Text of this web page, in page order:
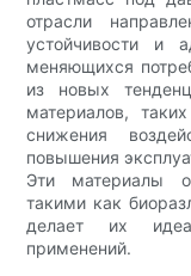
отрасли
устойчивости и
меняющихся
из новых
материалов,
снижения
повышения
Эти материалы
такими как
делает их
применений.